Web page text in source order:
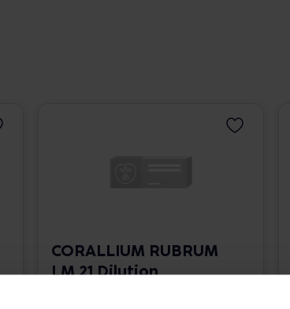
CORALLIUM RUBRUM
LM 21 Dilution